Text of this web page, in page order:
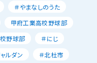
＃やまなしのうた
甲府工業高校野球部
野球部
＃にじ
ルダン
＃北杜市